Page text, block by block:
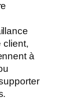
client,
à